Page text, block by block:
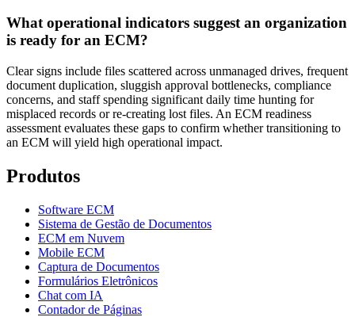
What operational indicators suggest an organization
is ready for an ECM?
Clear signs include files scattered across unmanaged drives, frequent
document duplication, sluggish approval bottlenecks, compliance
concerns, and staff spending significant daily time hunting for
misplaced records or re-creating lost files. An ECM readiness
assessment evaluates these gaps to confirm whether transitioning to
an ECM will yield high operational impact.
Produtos
Software ECM
Sistema de Gestão de Documentos
ECM em Nuvem
Mobile ECM
Captura de Documentos
Formulários Eletrônicos
Chat com IA
Contador de Páginas